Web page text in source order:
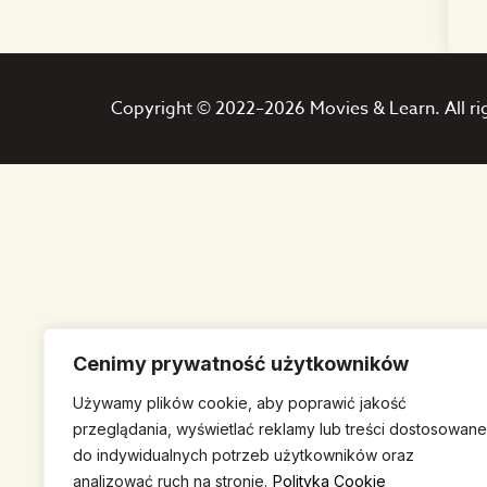
Cenimy prywatność użytkowników
Używamy plików cookie, aby poprawić jakość
przeglądania, wyświetlać reklamy lub treści dostosowane
do indywidualnych potrzeb użytkowników oraz
analizować ruch na stronie. Polityka Cookie
Copyright © 2022–2026 Movies & Learn. All